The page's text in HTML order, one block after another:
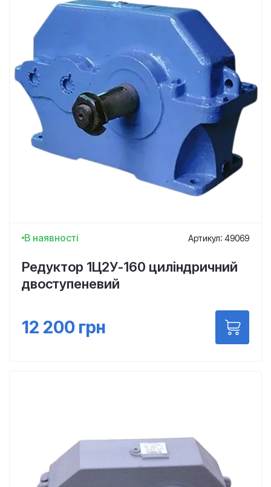
В наявності Артикул: 49069
Редуктор 1Ц2У-160 циліндричний
двоступеневий
12 200 грн